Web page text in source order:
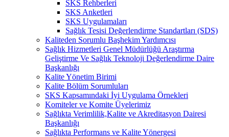
SKS Rehberleri
SKS Anketleri
SKS Uygulamaları
Sağlık Tesisi Değerlendirme Standartları (SDS)
Kaliteden Sorumlu Başhekim Yardımcısı
Sağlık Hizmetleri Genel Müdürlüğü Araştırma
Geliştirme Ve Sağlık Teknoloji Değerlendirme Daire
Başkanlığı
Kalite Yönetim Birimi
Kalite Bölüm Sorumluları
SKS Kapsamındaki İyi Uygulama Örnekleri
Komiteler ve Komite Üyelerimiz
Sağlıkta Verimlilik,Kalite ve Akreditasyon Dairesi
Başkanlığı
Sağlıkta Performans ve Kalite Yönergesi